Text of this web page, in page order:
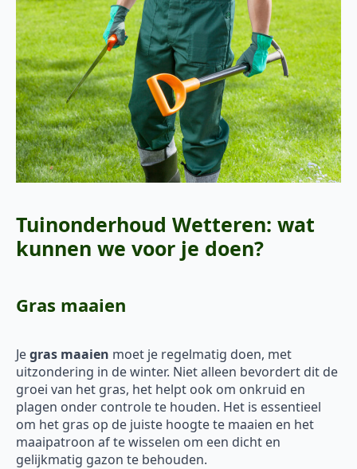
Tuinonderhoud Wetteren: wat
kunnen we voor je doen?
Gras maaien
Jegras maaien moet je regelmatig doen, met
uitzondering in de winter. Niet alleen bevordert dit de
groei van het gras, het helpt ook om onkruid en
plagen onder controle te houden. Het is essentieel
om het gras op de juiste hoogte te maaien en het
maaipatroon af te wisselen om een dicht en
gelijkmatig gazon te behouden.